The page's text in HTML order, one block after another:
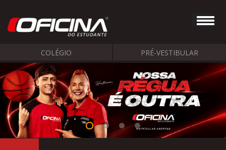
COLÉGIO PRÉ-VESTIBULAR